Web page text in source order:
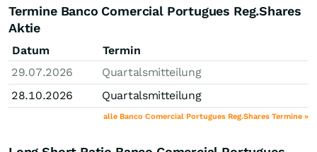
Termine Banco Comercial Portugues Reg.Shares
Aktie
Datum
Termin
29.07.2026
Quartalsmitteilung
28.10.2026
Quartalsmitteilung
alle Banco Comercial Portugues Reg.Shares Termine »